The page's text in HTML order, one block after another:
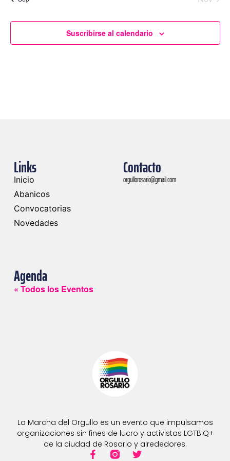
Suscribirse al calendario
La Marcha del Orgullo es un evento que impulsamos
organizaciones sin fines de lucro y activistas LGTBIQ+
de la ciudad de Rosario y alrededores.
Links
Inicio
Abanicos
Convocatorias
Novedades
Contacto
orgullorosario@gmail.com
Agenda
« Todos los Eventos